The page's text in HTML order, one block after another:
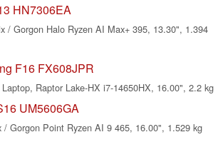
HN7306EA
/ Gorgon Halo Ryzen AI Max+ 395, 13.30", 1.394
F16 FX608JPR
Raptor Lake-HX i7-14650HX, 16.00", 2.2 kg
UM5606GA
/ Gorgon Point Ryzen AI 9 465, 16.00", 1.529 kg